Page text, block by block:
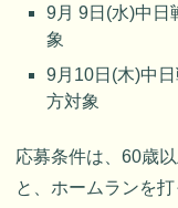
9月 9日(水)中
象
9月10日(木)中
方対象
応募条件は、60歳
と、ホームランを